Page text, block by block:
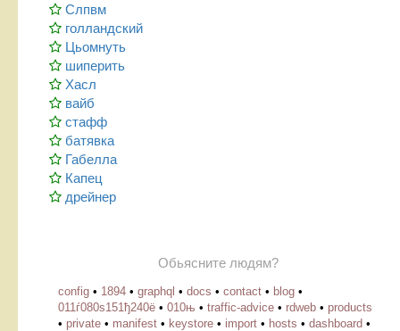
Слпвм
голландский
Цьомнуть
шиперить
Хасл
вайб
стафф
батявка
Габелла
Капец
дрейнер
Обьясните людям?
config • 1894 • graphql • docs • contact • blog •
011ѓ080ѕ151ђ240ё • 010њ • traffic-advice • rdweb • products
• private • manifest • keystore • import • hosts • dashboard •